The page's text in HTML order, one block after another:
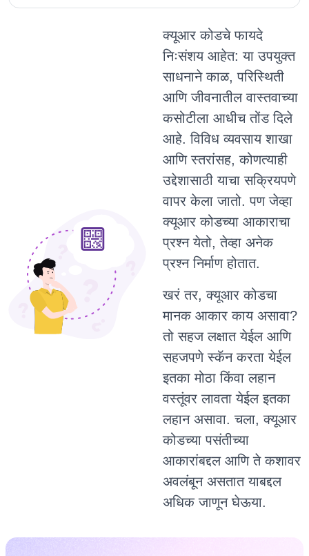
क्यूआर कोडचे फायदे
निःसंशय आहेत: या उपयुक्त
साधनाने काळ, परिस्थिती
आणि जीवनातील वास्तवाच्या
कसोटीला आधीच तोंड दिले
आहे. विविध व्यवसाय शाखा
आणि स्तरांसह, कोणत्याही
उद्देशासाठी याचा सक्रियपणे
वापर केला जातो. पण जेव्हा
क्यूआर कोडच्या आकाराचा
प्रश्न येतो, तेव्हा अनेक
प्रश्न निर्माण होतात.
खरं तर, क्यूआर कोडचा
मानक आकार काय असावा?
तो सहज लक्षात येईल आणि
सहजपणे स्कॅन करता येईल
इतका मोठा किंवा लहान
वस्तूंवर लावता येईल इतका
लहान असावा. चला, क्यूआर
कोडच्या पसंतीच्या
आकारांबद्दल आणि ते कशावर
अवलंबून असतात याबद्दल
अधिक जाणून घेऊया.